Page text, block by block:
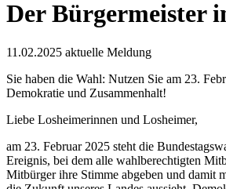
Der Bürgermeister
11.02.2025 aktuelle Meldung
Sie haben die Wahl: Nutzen Sie am 23.
Demokratie und Zusammenhalt!
Liebe Losheimerinnen und Losheimer,
am 23. Februar 2025 steht die
Ereignis, bei dem alle wahlberechtigten
Mitbürger ihre Stimme abgeben und damit